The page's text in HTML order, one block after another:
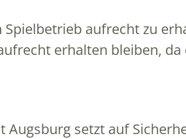
aufrecht zu
erhalten bleiben,
setzt auf